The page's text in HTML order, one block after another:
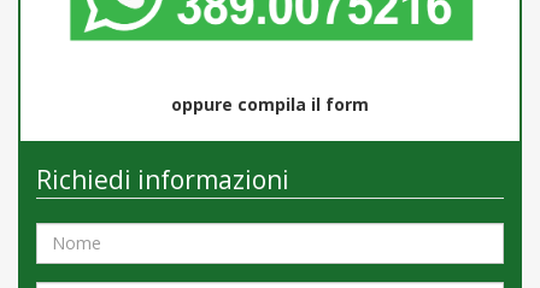
oppure compila il form
Richiedi informazioni